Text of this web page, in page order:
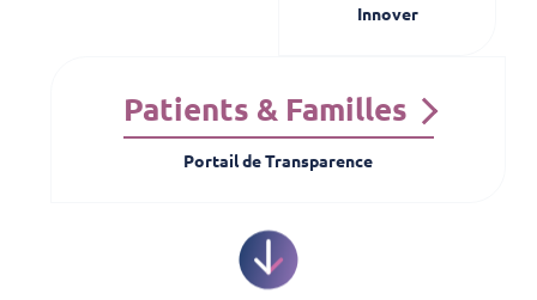
Innover
Patients & Familles
Portail de Transparence